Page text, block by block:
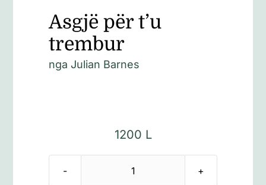
Asgjë për t’u
trembur
nga Julian Barnes
1200 L
Sasi